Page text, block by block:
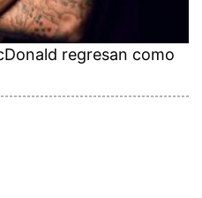
regresan como